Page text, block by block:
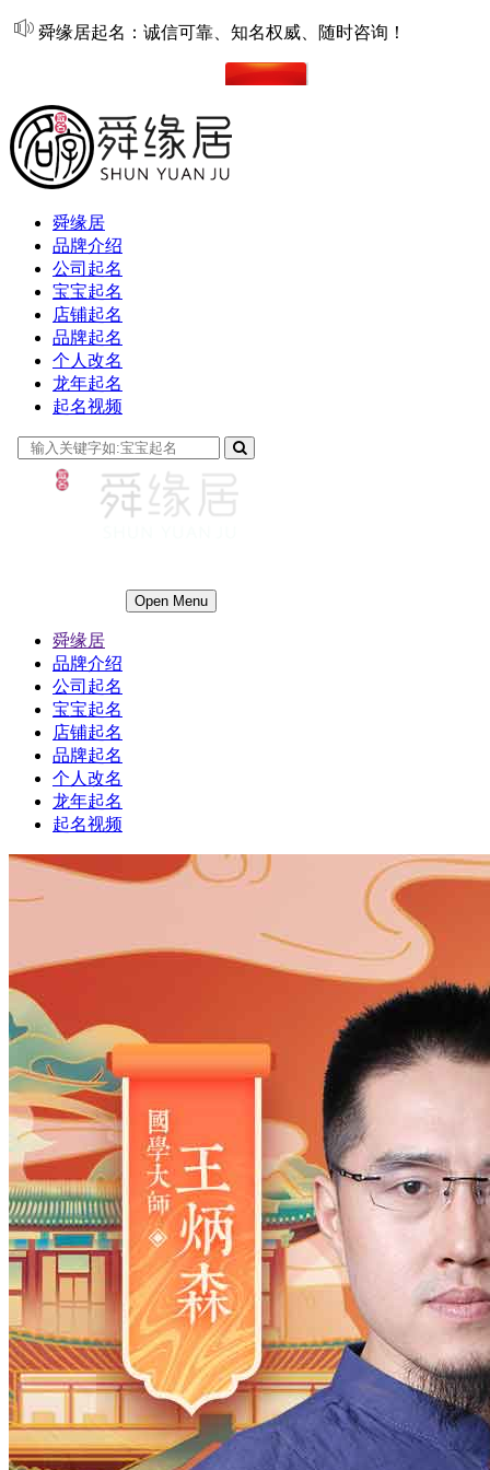
舜缘居起名：诚信可靠、知名权威、随时咨询！
舜缘居
品牌介绍
公司起名
宝宝起名
店铺起名
品牌起名
个人改名
龙年起名
起名视频
Open Menu
舜缘居
品牌介绍
公司起名
宝宝起名
店铺起名
品牌起名
个人改名
龙年起名
起名视频